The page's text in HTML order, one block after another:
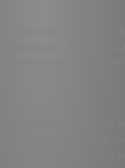
kadronun diğerleri ile
sağlayacak • Aylin
sağlanacak para
Düzalan, Yakut Aksoy
zarar verdiği
ve faaliyetlerin